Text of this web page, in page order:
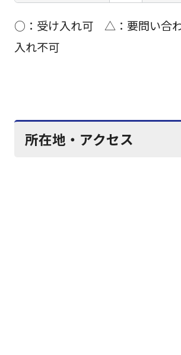
○：受け入れ可 △：要問い合
入れ不可
所在地・アクセス